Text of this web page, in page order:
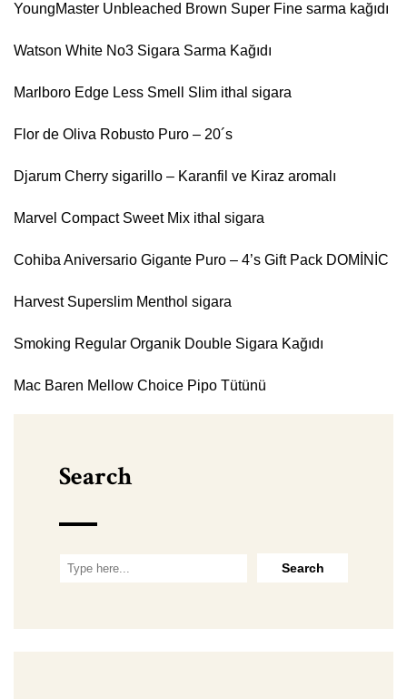
YoungMaster Unbleached Brown Super Fine sarma kağıdı
Watson White No3 Sigara Sarma Kağıdı
Marlboro Edge Less Smell Slim ithal sigara
Flor de Oliva Robusto Puro – 20´s
Djarum Cherry sigarillo – Karanfil ve Kiraz aromalı
Marvel Compact Sweet Mix ithal sigara
Cohiba Aniversario Gigante Puro – 4’s Gift Pack DOMİNİC
Harvest Superslim Menthol sigara
Smoking Regular Organik Double Sigara Kağıdı
Mac Baren Mellow Choice Pipo Tütünü
Search